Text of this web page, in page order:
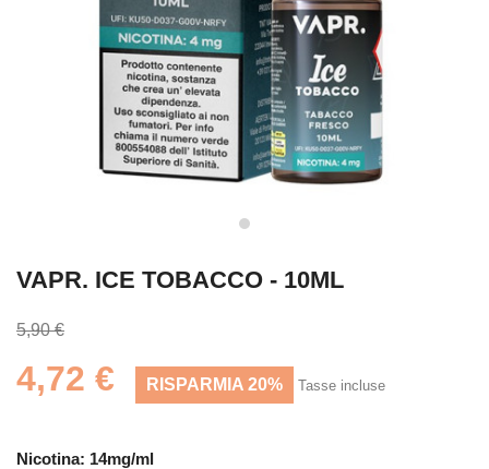
VAPR. ICE TOBACCO - 10ML
5,90 €
4,72 € RISPARMIA 20% Tasse incluse
Nicotina: 14mg/ml